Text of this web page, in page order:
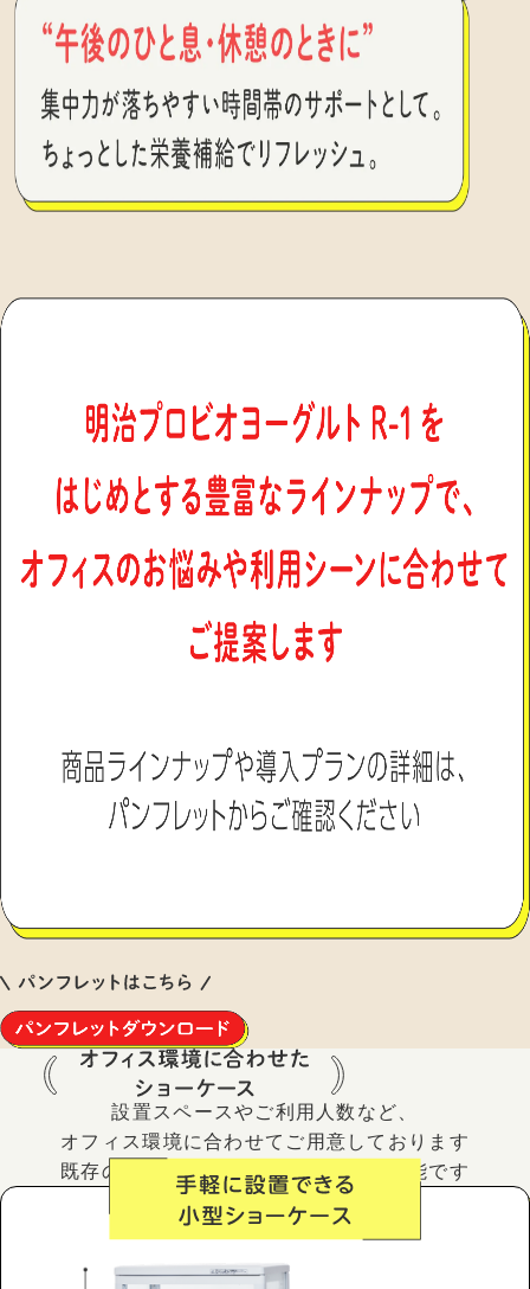
設置スペースやご利用人数など、
オフィス環境に合わせてご用意しております
既存の会社冷蔵庫を活用することも可能です